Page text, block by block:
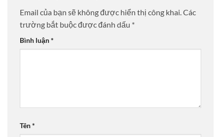
Email của bạn sẽ không được hiển thị công khai.Các
trường bắt buộc được đánh dấu *
Bình luận*
Tên*